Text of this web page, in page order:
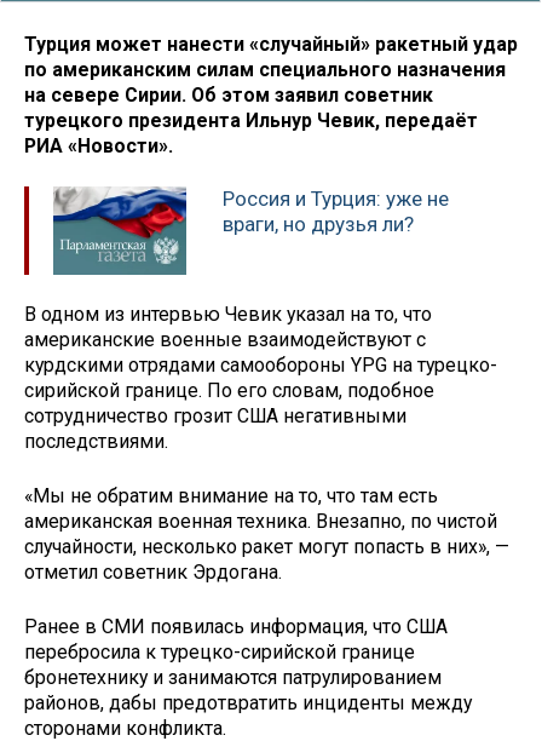
Турция может нанести «случайный» ракетный удар
по американским силам специального назначения
на севере Сирии. Об этом заявил советник
турецкого президента Ильнур Чевик, передаёт
РИА «Новости».
Россия и Турция: уже не
враги, но друзья ли?
В одном из интервью Чевик указал на то, что
американские военные взаимодействуют с
курдскими отрядами самообороны YPG на турецко-
сирийской границе. По его словам, подобное
сотрудничество грозит США негативными
последствиями.
«Мы не обратим внимание на то, что там есть
американская военная техника. Внезапно, по чистой
случайности, несколько ракет могут попасть в них», —
отметил советник Эрдогана.
Ранее в СМИ появилась информация, что США
перебросила к турецко-сирийской границе
бронетехнику и занимаются патрулированием
районов, дабы предотвратить инциденты между
сторонами конфликта.